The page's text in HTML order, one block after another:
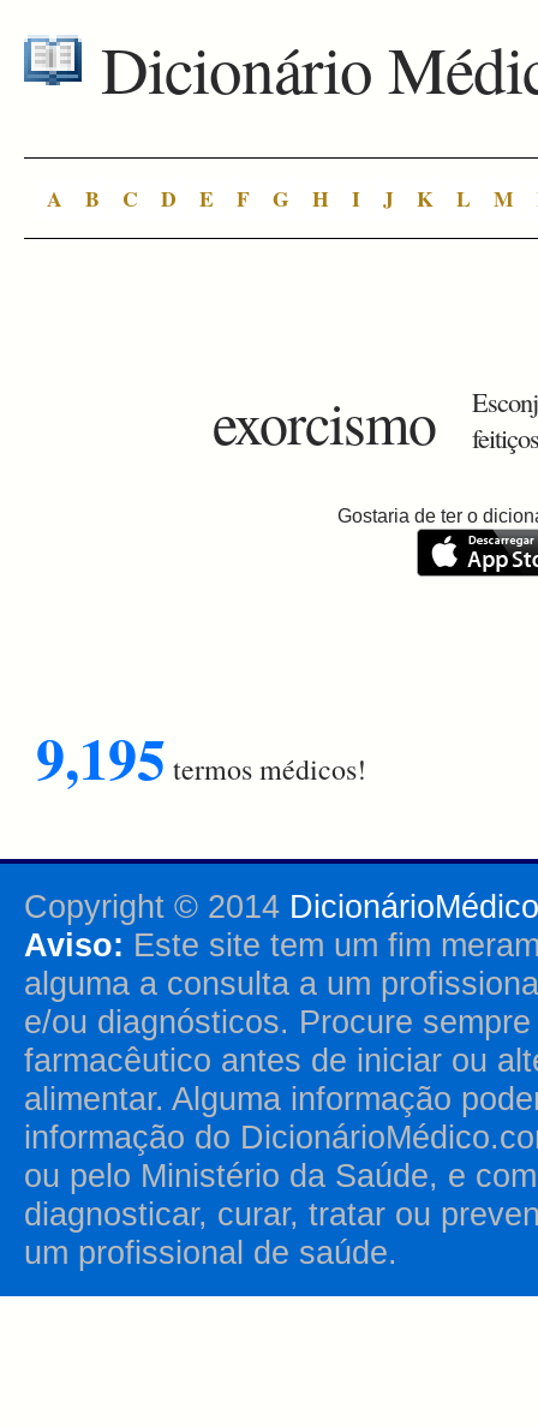
Dicionário
A B C D E F G H I J K L M
exorcismo
Gostaria de ter o
9,195 termos médicos!
Copyright © 2014
Aviso: Este site tem um fim
alguma a consulta a um
e/ou diagnósticos. Procure
farmacêutico antes de iniciar ou
alimentar. Alguma informação
informação do
ou pelo Ministério da Saúde, e
diagnosticar, curar, tratar ou
um profissional de saúde.